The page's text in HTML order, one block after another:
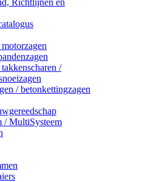
Richtlijnen en
/
/ betonkettingzagen
/ MultiSysteem